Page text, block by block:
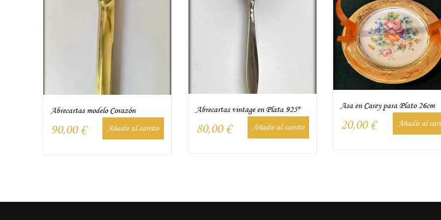
Abrecartas modelo Corazón
90,00 € Añadir al carrito
Abrecartas vintage en Plata 925º
80,00 € Añadir al carrito
Asa en Carey para Plato 26cm
20,00 € Añadir al